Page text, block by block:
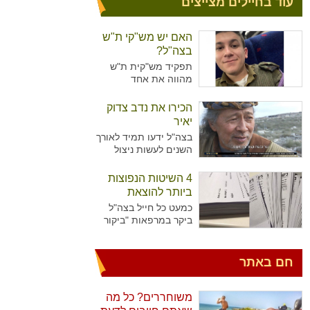
האם יש מש"קי ת"ש
בצה"ל?
תפקיד מש"קית ת"ש
מהווה את אחד
יותר עם נשים מאשר
גברים בצה"ל. מדובר על
תפקיד המקביל לתפקיד
של עובדת סוציאלית
ויועצת בבתי הספר,
להכשיר גם גברים לאותו
התפקיד.
הכירו את נדב צדוק
יאיר
בצה"ל ידעו תמיד לאורך
השנים לעשות ניצול
שלו ידע נרחב בתחומים
רבים עימו הגיעו
לישראל. כך קרה גם עם
נדב צדוק יאיר. דמות
יוצאת דופן, בעלת
שצה"ל ומערכת הביטחון
4 השיטות הנפוצות
ביותר להוצאת
גימלים
כמעט כל חייל בצה"ל
ביקר במרפאות "ביקור
שביקרו פעמים בודדות
במרפאות, יש את אלו
חם באתר
משוחררים? כל מה